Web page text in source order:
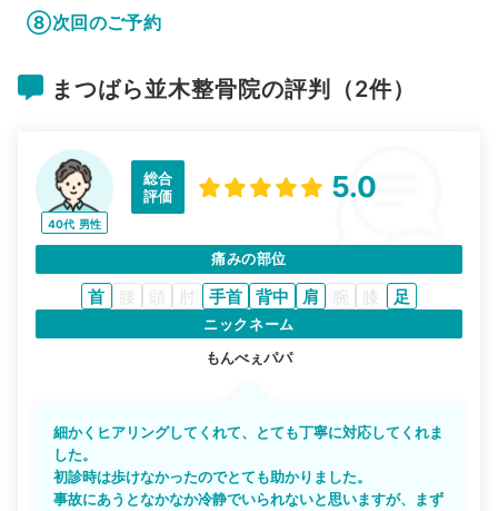
⑧次回のご予約
まつばら並木整骨院の評判（2件）
40代 男性
総合
評価
5.0
痛みの部位
首 腰 頭 肘 手首 背中 肩 腕 膝 足
ニックネーム
もんべぇパパ
細かくヒアリングしてくれて、とても丁寧に対応してくれま
した。
初診時は歩けなかったのでとても助かりました。
事故にあうとなかなか冷静でいられないと思いますが、まず